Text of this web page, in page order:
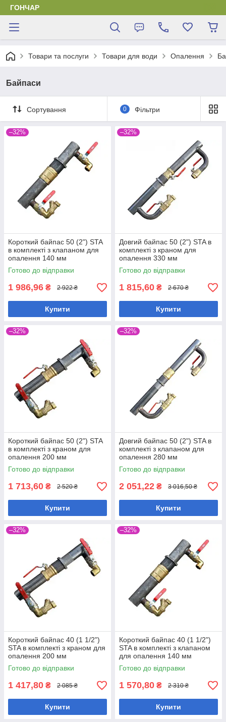
ГОНЧАР
Товари та послуги Товари для води Опалення
Байпаси
Сортування 0 Фільтри
–32%
Короткий байпас 50 (2") STA
в комплекті з клапаном для
опалення 140 мм
Готово до відправки
1 986,96 ₴ 2 922 ₴
Купити
–32%
Довгий байпас 50 (2") STA в
комплекті з краном для
опалення 330 мм
Готово до відправки
1 815,60 ₴ 2 670 ₴
Купити
–32%
Короткий байпас 50 (2") STA
в комплекті з краном для
опалення 200 мм
Готово до відправки
1 713,60 ₴ 2 520 ₴
Купити
–32%
Довгий байпас 50 (2") STA в
комплекті з клапаном для
опалення 280 мм
Готово до відправки
2 051,22 ₴ 3 016,50 ₴
Купити
–32%
Короткий байпас 40 (1 1/2")
STA в комплекті з краном для
опалення 200 мм
Готово до відправки
1 417,80 ₴ 2 085 ₴
Купити
–32%
Короткий байпас 40 (1 1/2")
STA в комплекті з клапаном
для опалення 140 мм
Готово до відправки
1 570,80 ₴ 2 310 ₴
Купити